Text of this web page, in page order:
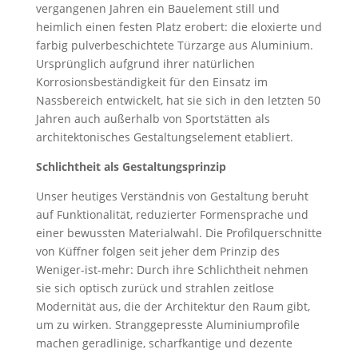
vergangenen Jahren ein Bauelement still und
heimlich einen festen Platz erobert: die eloxierte und
farbig pulverbeschichtete Türzarge aus Aluminium.
Ursprünglich aufgrund ihrer natürlichen
Korrosionsbeständigkeit für den Einsatz im
Nassbereich entwickelt, hat sie sich in den letzten 50
Jahren auch außerhalb von Sportstätten als
architektonisches Gestaltungselement etabliert.
Schlichtheit als Gestaltungsprinzip
Unser heutiges Verständnis von Gestaltung beruht
auf Funktionalität, reduzierter Formensprache und
einer bewussten Materialwahl. Die Profilquerschnitte
von Küffner folgen seit jeher dem Prinzip des
Weniger-ist-mehr: Durch ihre Schlichtheit nehmen
sie sich optisch zurück und strahlen zeitlose
Modernität aus, die der Architektur den Raum gibt,
um zu wirken. Stranggepresste Aluminiumprofile
machen geradlinige, scharfkantige und dezente